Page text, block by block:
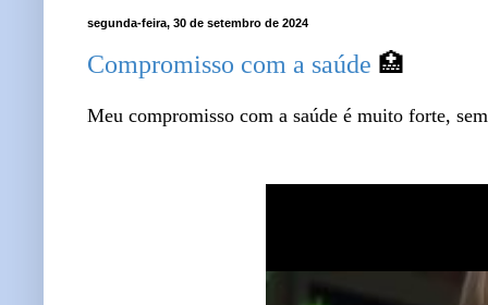
segunda-feira, 30 de setembro de 2024
Compromisso com a saúde 🏥
Meu compromisso com a saúde é muito forte,